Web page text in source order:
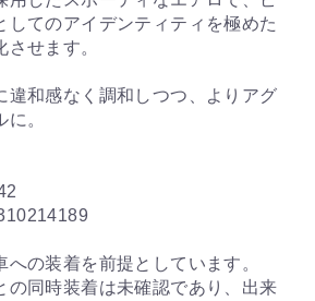
してのアイデンティティを極めた
せます。
違和感なく調和しつつ、よりアグ
。
の装着を前提としています。
の同時装着は未確認であり、出来